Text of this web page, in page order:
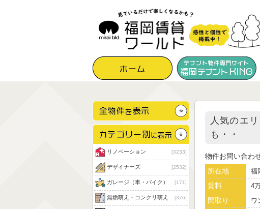
リノベーション 3233
デザイナーズ 2532
ガレージ（車・バイク） 171
無垢萌え・コンクリ萌え 376
人気のエ
も・・
物件お問い合わ
所在地
福
賃料 4
間取り ワ